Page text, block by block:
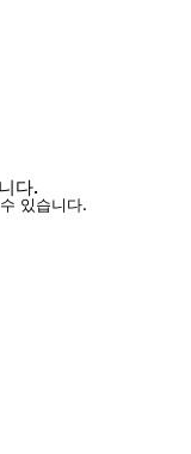
다.
있습니다.